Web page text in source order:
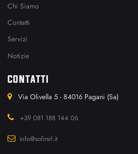
Chi Siamo
Contatti
Servizi
Notizie
CONTATTI
Via Olivella 5 - 84016 Pagani (Sa)
+39 081 188 144 06
info@sofirsrl.it